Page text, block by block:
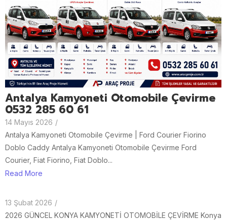
Antalya Kamyoneti Otomobile Çevirme
0532 285 60 61
14 Mayıs 2026 /
Antalya Kamyoneti Otomobile Çevirme | Ford Courier Fiorino
Doblo Caddy Antalya Kamyoneti Otomobile Çevirme Ford
Courier, Fiat Fiorino, Fiat Doblo...
Read More
13 Şubat 2026 /
2026 GÜNCEL KONYA KAMYONETİ OTOMOBİLE ÇEVİRME Konya